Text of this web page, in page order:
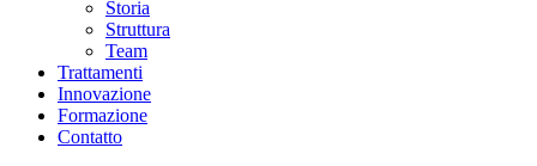
Storia
Struttura
Team
Trattamenti
Innovazione
Formazione
Contatto